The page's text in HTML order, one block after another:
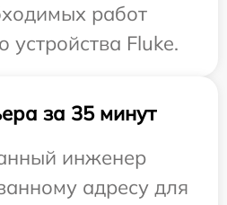
работ
Fluke.
за 35 минут
инженер
адресу для